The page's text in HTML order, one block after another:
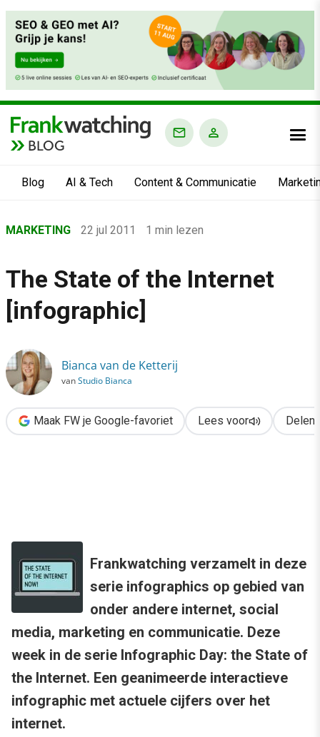
BLOG
Blog AI & Tech Content & Communicatie
›
Marketing
The State of the Internet [infographic]
MARKETING 22 jul 2011 1 min lezen
The State of the Internet
[infographic]
Bianca van de Ketterij
vanStudio Bianca
Maak FW je Google-favoriet Lees voor Delen
Frankwatching verzamelt in deze
serie infographics op gebied van
onder andere internet, social
media, marketing en communicatie. Deze
week in de serie Infographic Day: the State of
the Internet. Een geanimeerde interactieve
infographic met actuele cijfers over het
internet.